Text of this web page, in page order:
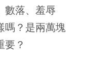
數落、羞辱
嗎？是兩萬塊
要？